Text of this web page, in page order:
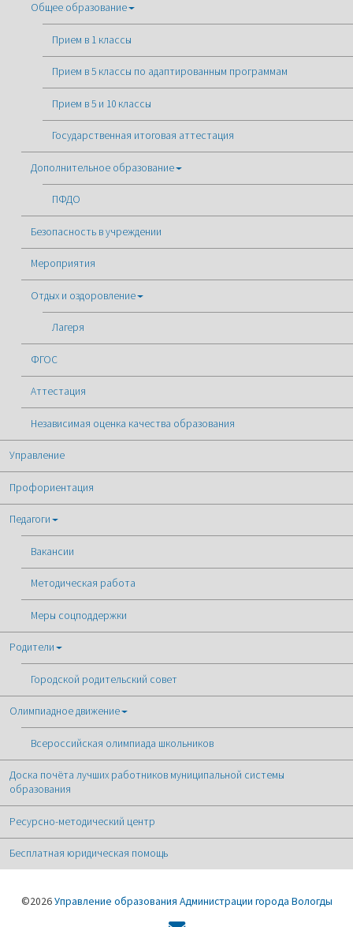
Общее образование
Прием в 1 классы
Прием в 5 классы по адаптированным программам
Прием в 5 и 10 классы
Государственная итоговая аттестация
Дополнительное образование
ПФДО
Безопасность в учреждении
Мероприятия
Отдых и оздоровление
Лагеря
ФГОС
Аттестация
Независимая оценка качества образования
Управление
Профориентация
Педагоги
Вакансии
Методическая работа
Меры соцподдержки
Родители
Городской родительский совет
Олимпиадное движение
Всероссийская олимпиада школьников
Доска почёта лучших работников муниципальной системы
образования
Ресурсно-методический центр
Бесплатная юридическая помощь
©2026Управление образования Администрации города Вологды